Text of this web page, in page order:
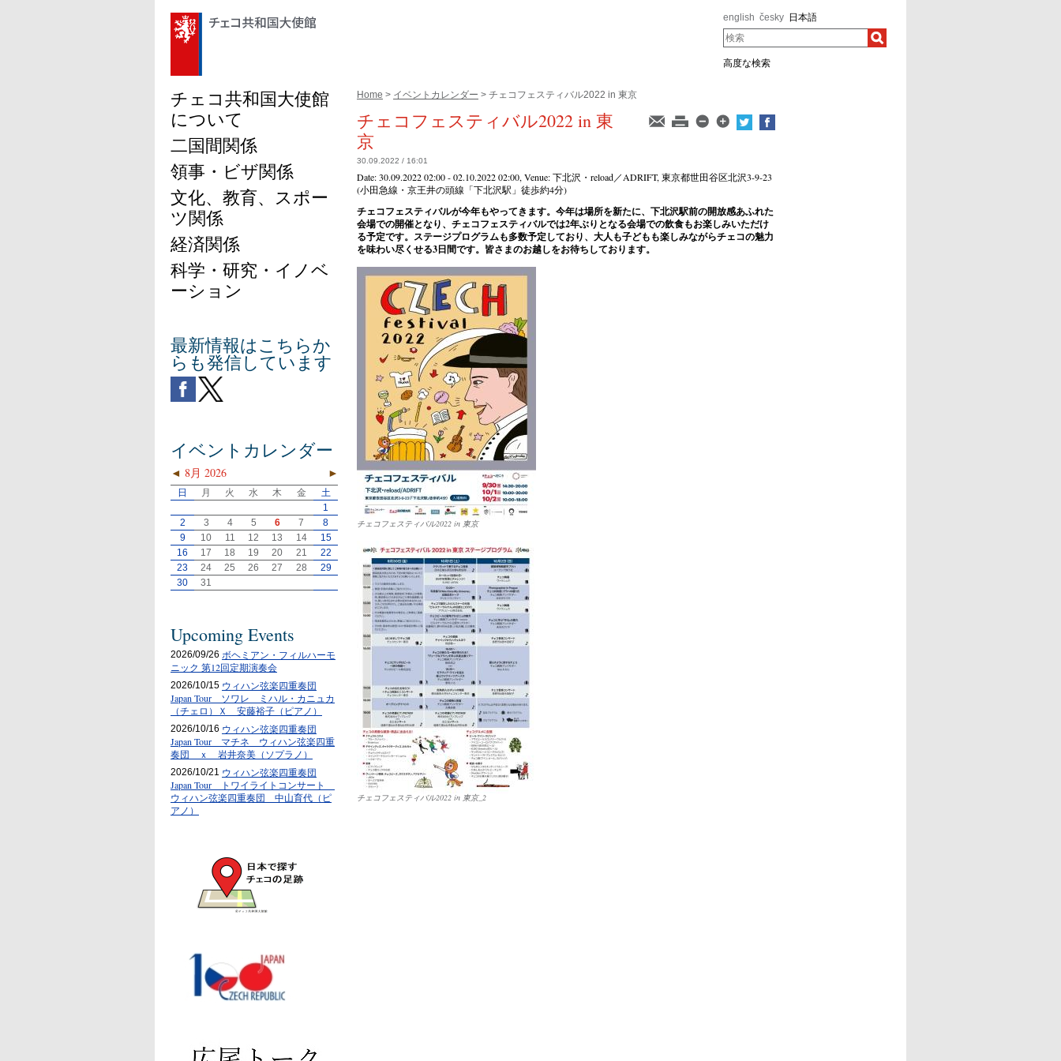
english česky 日本語
検索
高度な検索
Home > イベントカレンダー > チェコフェスティバル2022 in 東京
チェコフェスティバル2022 in 東
京
30.09.2022 / 16:01
Date:30.09.2022 02:00 - 02.10.2022 02:00, Venue:下北沢・reload／ADRIFT, 東京都世田谷区北沢3-9-23
(小田急線・京王井の頭線「下北沢駅」徒歩約4分)
チェコフェスティバルが今年もやってきます。今年は場所を新たに、下北沢駅前の開放感あふれた
会場での開催となり、チェコフェスティバルでは2年ぶりとなる会場での飲食もお楽しみいただけ
る予定です。ステージプログラムも多数予定しており、大人も子どもも楽しみながらチェコの魅力
を味わい尽くせる3日間です。皆さまのお越しをお待ちしております。
チェコフェスティバル2022 in 東京
チェコフェスティバル2022 in 東京_2
チェコ共和国大使館
について
二国間関係
領事・ビザ関係
文化、教育、スポー
ツ関係
経済関係
科学・研究・イノベ
ーション
最新情報はこちらか
らも発信しています
イベントカレンダー
◄ ►
8月 2026
日 月 火 水 木 金
土
1
2
3 4 5 6 7
8
9
10 11 12 13 14
15
16
17 18 19 20 21
22
23
24 25 26 27 28
29
30
31
Upcoming Events
2026/09/26 ボヘミアン・フィルハーモ
ニック 第12回定期演奏会
2026/10/15 ウィハン弦楽四重奏団
Japan Tour ソワレ ミハル・カニュカ
（チェロ）Ｘ 安藤裕子（ピアノ）
2026/10/16 ウィハン弦楽四重奏団
Japan Tour マチネ ウィハン弦楽四重
奏団 ｘ 岩井奈美（ソプラノ）
2026/10/21 ウィハン弦楽四重奏団
Japan Tour トワイライトコンサート
ウィハン弦楽四重奏団 中山育代（ピ
アノ）